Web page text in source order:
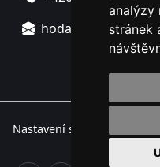
analýzy
stránek
Nastavení souborů cookie.